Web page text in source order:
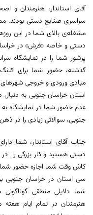
آقای استاندار، هنرمندان
سراسری صنایع دستی بودند.
مشغله‌ی بالای شما در این
دستی و خاصه «فرش» در
پرشور شما را در نمایشگاه
گذشته، حضور شما برای
مبادی ورودی و خروجی شهرهای
استان خراسان جنوبی به دنبال
عدم حضور شما در نمایشگاه به
جنوبی، سوالاتی زیادی را در
جناب آقای استاندار، شما
دستی هستید و کار بزرگی را
کاش وقت شما اجازه حضور شما
سی استان در خراسان جنوبی
شما دلایلی منطقی
هنرمندان در تمام ایام